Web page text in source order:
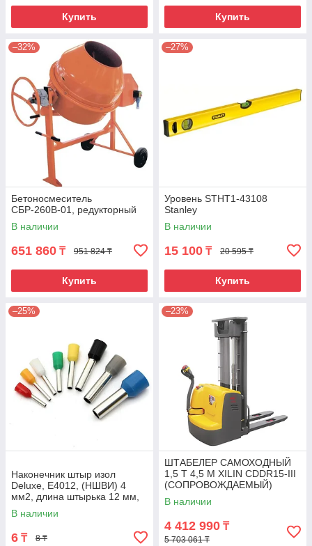
Купить Купить
–32%
Бетоносмеситель
СБР-260В-01, редукторный
В наличии
651 860 ₸ 951 824 ₸
Купить
–27%
Уровень STHT1-43108
Stanley
В наличии
15 100 ₸ 20 595 ₸
Купить
–25%
Наконечник штыр изол
Deluxe, Е4012, (НШВИ) 4
мм2, длина штырька 12 мм,
(1000 шт/упак)
В наличии
6 ₸ 8 ₸
–23%
ШТАБЕЛЕР САМОХОДНЫЙ
1,5 Т 4,5 М XILIN CDDR15-III
(СОПРОВОЖДАЕМЫЙ)
В наличии
4 412 990 ₸
5 703 061 ₸